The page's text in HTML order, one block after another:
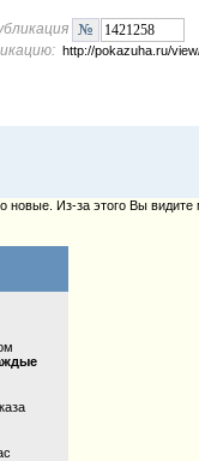
http://pokazuha.ru/
Из-за этого Вы видите